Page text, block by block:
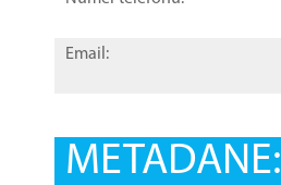
Email:
METADANE: